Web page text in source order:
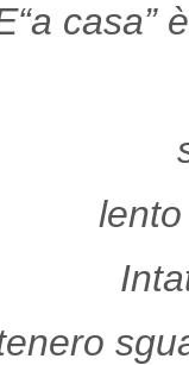
casa”